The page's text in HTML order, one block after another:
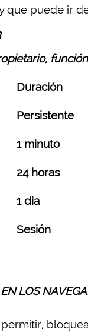
puede ir
Duración
Persistente
1 minuto
24 horas
1 dia
Sesión
LOS